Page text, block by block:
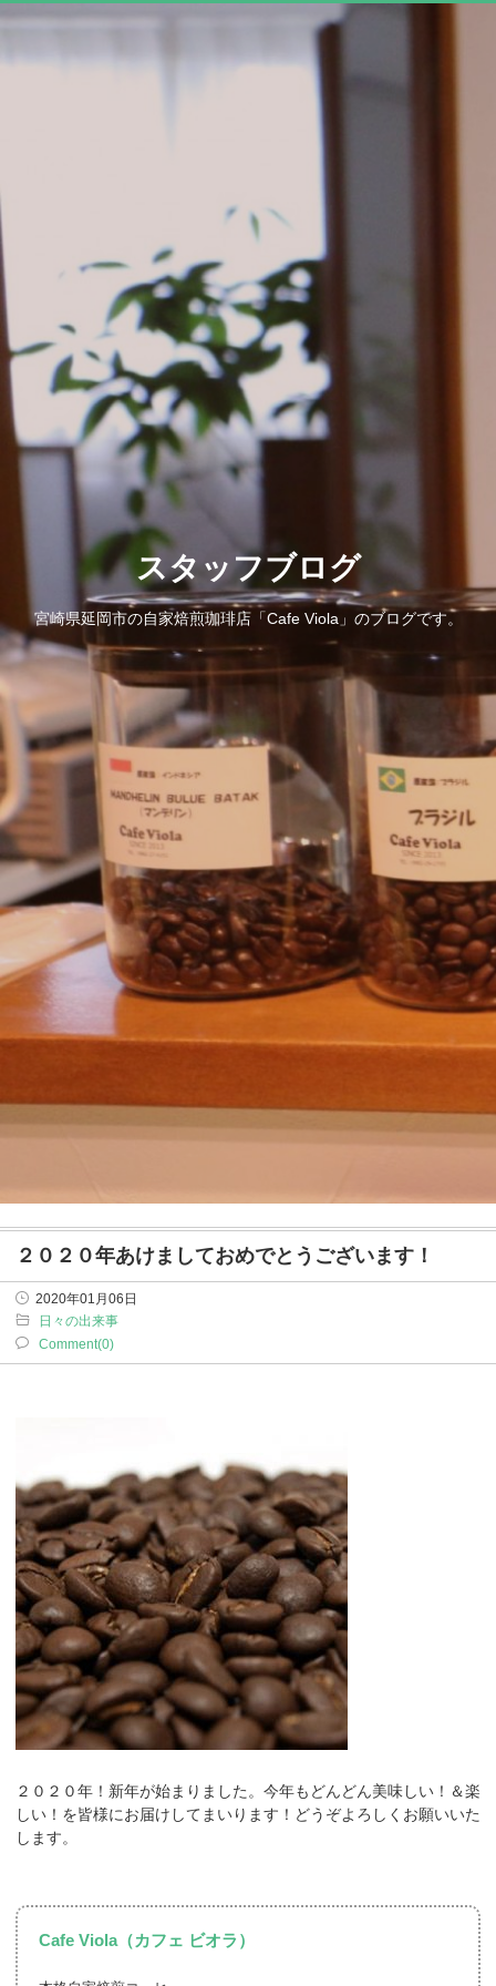
スタッフブログ
宮崎県延岡市の自家焙煎珈琲店「Cafe Viola」のブログです。
２０２０年あけましておめでとうございます！
2020年01月06日
日々の出来事
Comment(0)
２０２０年！新年が始まりました。今年もどんどん美味しい！＆楽
しい！を皆様にお届けしてまいります！どうぞよろしくお願いいた
します。
Cafe Viola（カフェ ビオラ）